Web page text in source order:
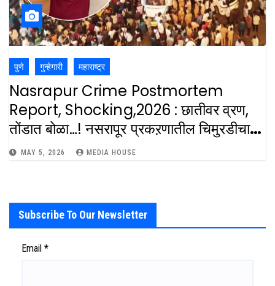
पुणे गुन्हेगारी महाराष्ट्र
Nasrapur Crime Postmortem
Report, Shocking,2026 : छातीवर व्रण,
तोंडात बोळा…! नसरापूर प्रकऱणातील चिमुरडीचा
शवविच्छेदन अहवाल समोर : Nasrapur
During Brutal Assault
MAY 5, 2026 MEDIA HOUSE
Subscribe To Our Newsletter
Email *